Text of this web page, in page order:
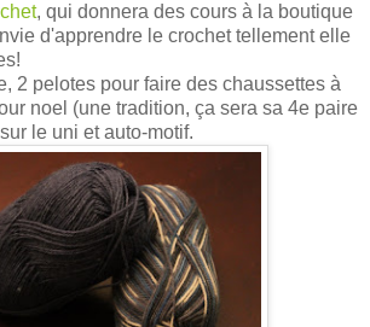
, qui donnera des cours à la boutique
d'apprendre le crochet tellement elle
2 pelotes pour faire des chaussettes à
noel (une tradition, ça sera sa 4e paire
le uni et auto-motif.